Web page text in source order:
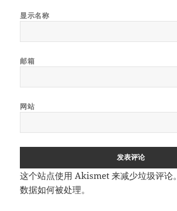
显示名称
邮箱
网站
这个站点使用 Akismet 来减少垃圾评论。
数据如何被处理。